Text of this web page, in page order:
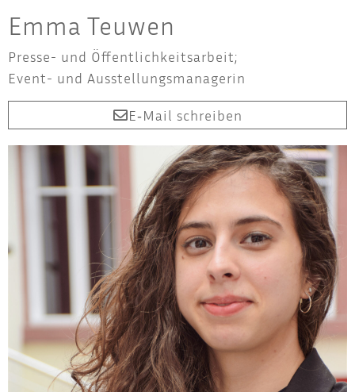
Emma Teu­wen
Pres­se- und Öffent­lich­keits­ar­beit;
Event- und Ausstellungsmanagerin
E‑Mail schrei­ben